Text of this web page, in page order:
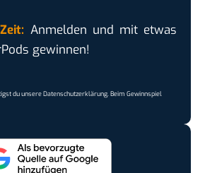
Anmelden und mit etwas
gewinnen!
du unsereDatenschutzerklärung. Beim Gewinnspiel